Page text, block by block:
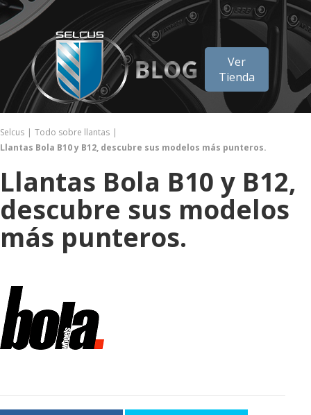
Ver
Tienda
Selcus
Todo sobre llantas
Llantas Bola B10 y B12, descubre sus modelos más punteros.
Llantas Bola B10 y B12,
descubre sus modelos
más punteros.